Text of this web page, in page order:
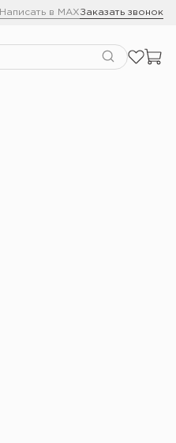
Написать в MAXЗаказать звонок